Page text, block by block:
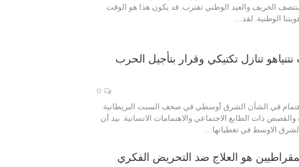
منتصف الخريف والعيد الوطني تقترب. قد يكون هذا هو الوقت
الوطنية. لقد…
تنازل تكتيكي وقرار بتأجيل الحرب
في الشأن الشرق أوسطي في صحف السبت البريطانية
ذات الطابع الاجتماعي والاهتمامات الانسانية. بيد أن
الاوسط في تغطياتها…
هو العلاج ضد التحريض الفكري